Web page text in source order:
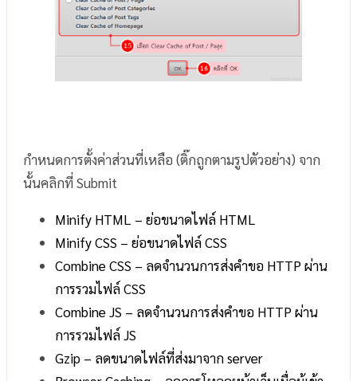
กำหนดการตั้งค่าส่วนที่เหลือ (ติ๊กถูกตามรูปตัวอย่าง) จาก
นั้นคลิกที่ Submit
Minify HTML – ย่อขนาดไฟล์ HTML
Minify CSS – ย่อขนาดไฟล์ CSS
Combine CSS – ลดจำนวนการส่งคำขอ HTTPผ่าน
การรวมไฟล์ CSS
Combine JS – ลดจำนวนการส่งคำขอ HTTPผ่าน
การรวมไฟล์ JS
Gzip – ลดขนาดไฟล์ที่ส่งมาจาก server